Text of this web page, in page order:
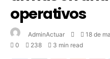
operativos
AdminActuar
18 de
0
238 3 min read